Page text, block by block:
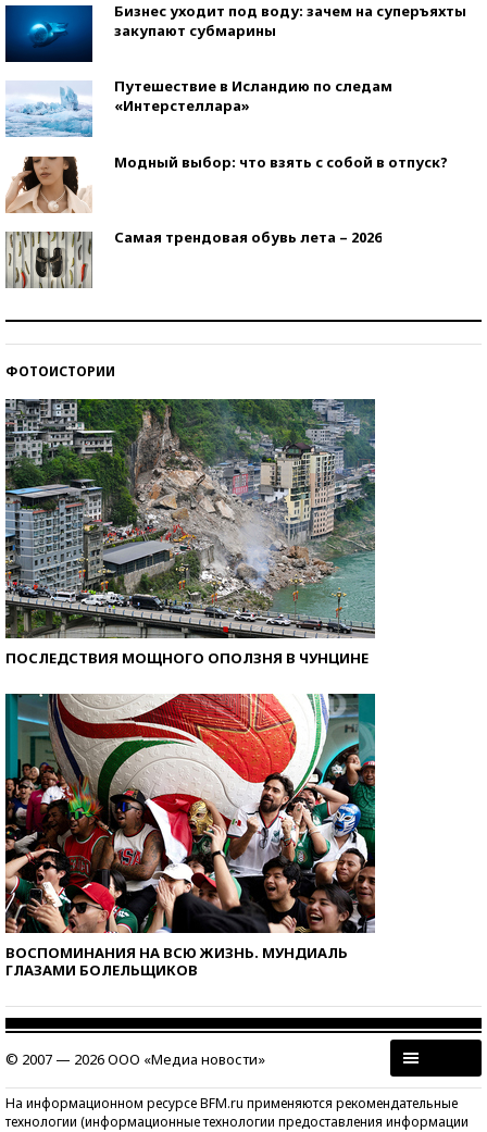
Бизнес уходит под воду: зачем на суперъяхты
закупают субмарины
Путешествие в Исландию по следам
«Интерстеллара»
Модный выбор: что взять с собой в отпуск?
Самая трендовая обувь лета – 2026
ФОТОИСТОРИИ
ПОСЛЕДСТВИЯ МОЩНОГО ОПОЛЗНЯ В ЧУНЦИНЕ
ВОСПОМИНАНИЯ НА ВСЮ ЖИЗНЬ. МУНДИАЛЬ
ГЛАЗАМИ БОЛЕЛЬЩИКОВ
© 2007 — 2026 ООО «Медиа новости»
На информационном ресурсе BFM.ru применяются рекомендательные
технологии (информационные технологии предоставления информации